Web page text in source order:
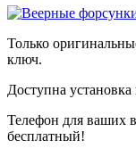
Только
ключ.
Доступна установка
Телефон для ваших
бесплатный!